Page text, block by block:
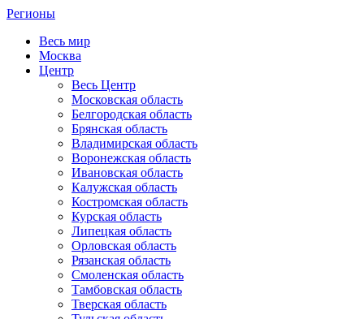
Регионы
Весь мир
Москва
Центр
Весь Центр
Московская область
Белгородская область
Брянская область
Владимирская область
Воронежская область
Ивановская область
Калужская область
Костромская область
Курская область
Липецкая область
Орловская область
Рязанская область
Смоленская область
Тамбовская область
Тверская область